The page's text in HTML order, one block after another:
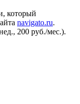
который
navigato.ru.
200 руб./мес.).